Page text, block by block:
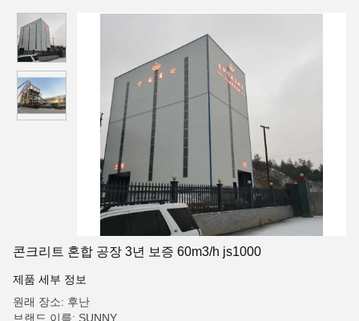
콘크리트 혼합 공장 3년 보증 60m3/h js1000
제품 세부 정보
원래 장소: 후난
브랜드 이름: SUNNY